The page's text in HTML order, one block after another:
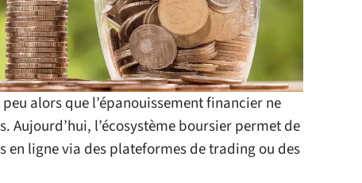
alors que l’épanouissement financier ne
Aujourd’hui, l’écosystème boursier permet de
en ligne via des plateformes de trading ou des